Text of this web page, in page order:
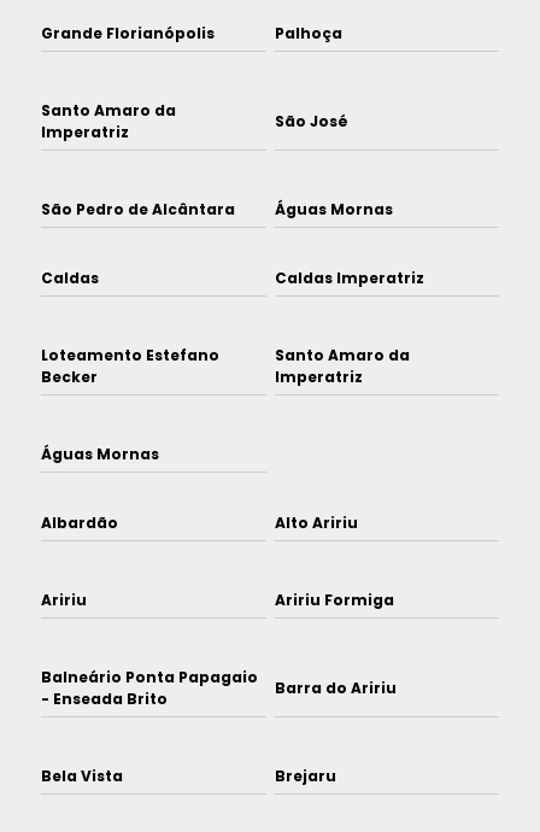
Grande Florianópolis Palhoça
Santo Amaro da
Imperatriz
São José
São Pedro de Alcântara Águas Mornas
Caldas Caldas Imperatriz
Loteamento Estefano
Becker
Santo Amaro da
Imperatriz
Águas Mornas
Albardão Alto Aririu
Aririu Aririu Formiga
Balneário Ponta Papagaio
- Enseada Brito
Barra do Aririu
Bela Vista Brejaru